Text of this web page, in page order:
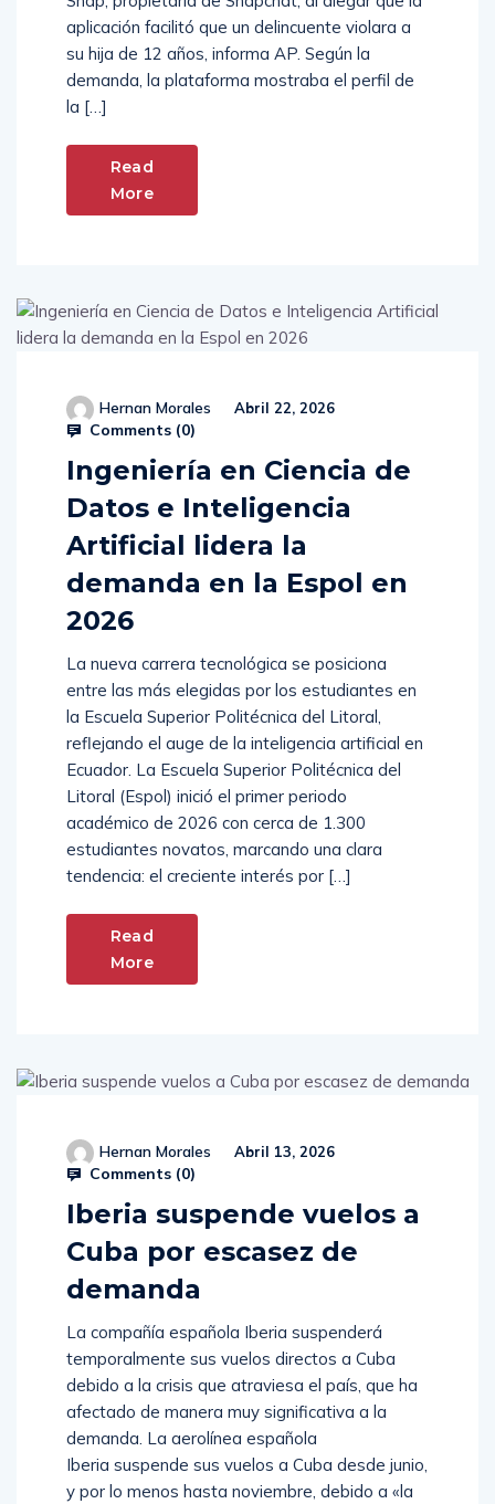
aplicación facilitó que un delincuente violara a
su hija de 12 años, informa AP. Según la
demanda, la plataforma mostraba el perfil de
la […]
Read
More
Hernan Morales Abril 22, 2026
Comments (0)
Ingeniería en Ciencia de
Datos e Inteligencia
Artificial lidera la
demanda en la Espol en
2026
La nueva carrera tecnológica se posiciona
entre las más elegidas por los estudiantes en
la Escuela Superior Politécnica del Litoral,
reflejando el auge de la inteligencia artificial en
Ecuador. La Escuela Superior Politécnica del
Litoral (Espol) inició el primer periodo
académico de 2026 con cerca de 1.300
estudiantes novatos, marcando una clara
tendencia: el creciente interés por […]
Read
More
Hernan Morales Abril 13, 2026
Comments (0)
Iberia suspende vuelos a
Cuba por escasez de
demanda
La compañía española Iberia suspenderá
temporalmente sus vuelos directos a Cuba
debido a la crisis que atraviesa el país, que ha
afectado de manera muy significativa a la
demanda. La aerolínea española
Iberia suspende sus vuelos a Cuba desde junio,
y por lo menos hasta noviembre, debido a «la